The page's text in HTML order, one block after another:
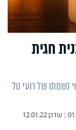
חגית
נשמתו של רועי טל
| עודכן12.01.22